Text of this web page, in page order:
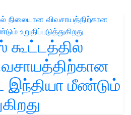
கூட்டத்தில்
இந்தியா மீண்டும்